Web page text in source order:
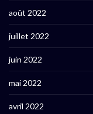
août 2022
juillet 2022
juin 2022
mai 2022
avril 2022